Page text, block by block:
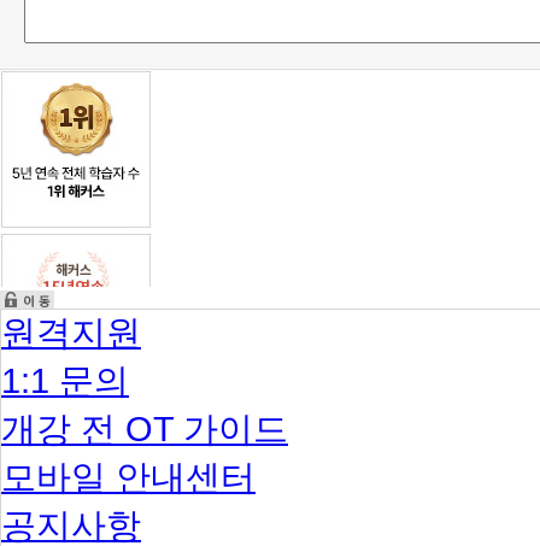
원격지원
1:1 문의
개강 전 OT 가이드
모바일 안내센터
공지사항